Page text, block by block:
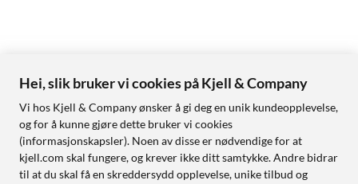
Hei, slik bruker vi cookies på Kjell & Company
Vi hos Kjell & Company ønsker å gi deg en unik kundeopplevelse,
og for å kunne gjøre dette bruker vi cookies
(informasjonskapsler). Noen av disse er nødvendige for at
kjell.com skal fungere, og krever ikke ditt samtykke. Andre bidrar
til at du skal få en skreddersydd opplevelse, unike tilbud og